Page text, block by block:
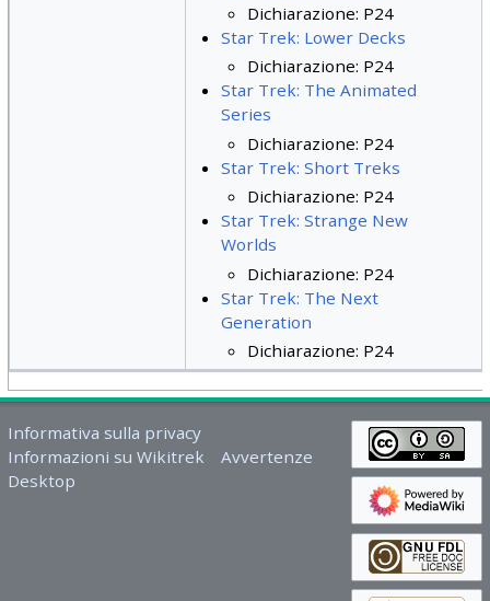
Dichiarazione: P24
Star Trek: Lower Decks
Dichiarazione: P24
Star Trek: The Animated
Series
Dichiarazione: P24
Star Trek: Short Treks
Dichiarazione: P24
Star Trek: Strange New
Worlds
Dichiarazione: P24
Star Trek: The Next
Generation
Dichiarazione: P24
Informativa sulla privacy
Informazioni su Wikitrek
Avvertenze
Desktop